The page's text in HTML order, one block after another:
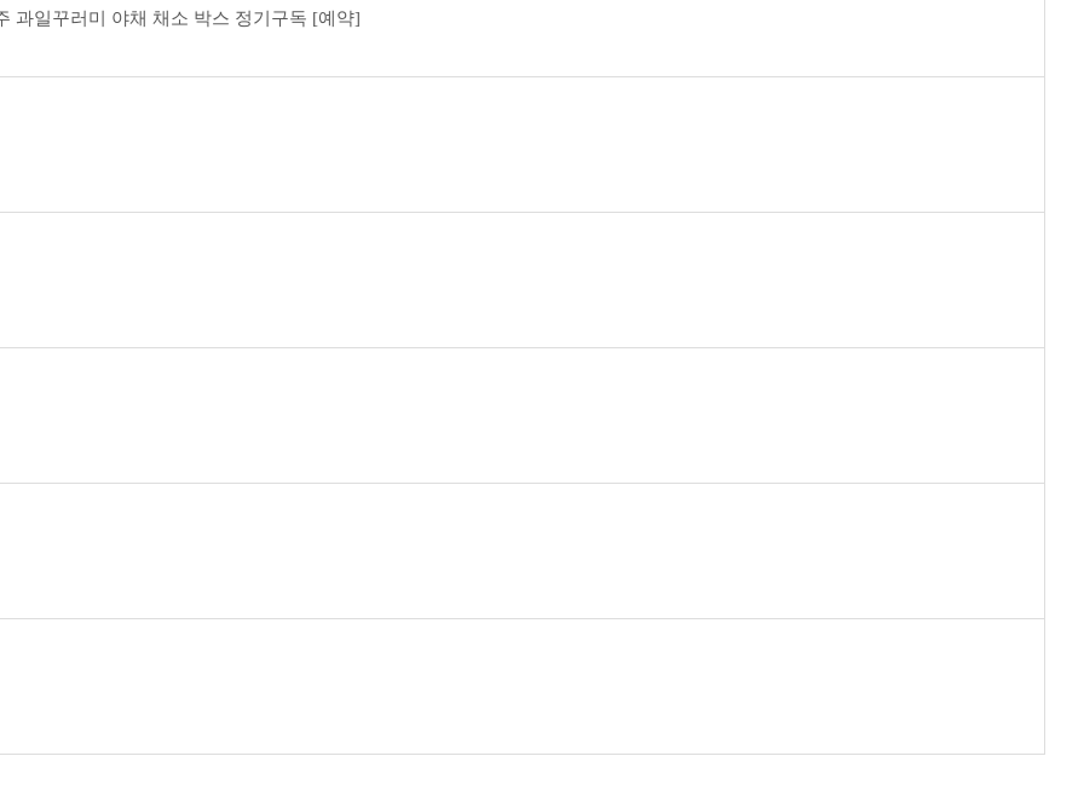
과일꾸러미 야채 채소 박스 정기구독 [예약]